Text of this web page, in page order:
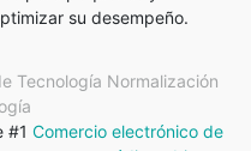
su desempeño.
Tecnología Normalización
#1 Comercio electrónico de